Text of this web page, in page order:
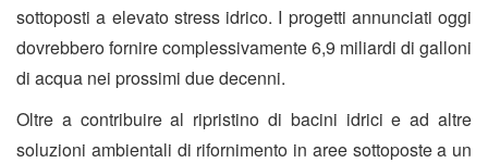
sottoposti a elevato stress idrico. I progetti annunciati oggi
dovrebbero fornire complessivamente 6,9 miliardi di galloni
di acqua nei prossimi due decenni.
Oltre a contribuire al ripristino di bacini idrici e ad altre
soluzioni ambientali di rifornimento in aree sottoposte a un